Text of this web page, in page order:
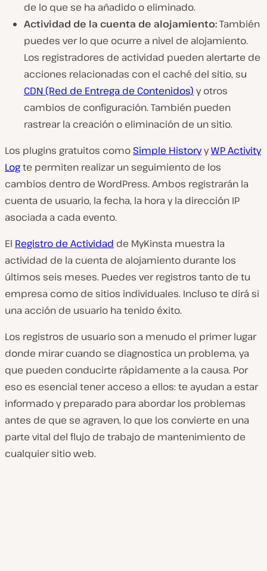
de lo que se ha añadido o eliminado.
Actividad de la cuenta de alojamiento:También
puedes ver lo que ocurre a nivel de alojamiento.
Los registradores de actividad pueden alertarte de
acciones relacionadas con el caché del sitio, su
CDN (Red de Entrega de Contenidos) y otros
cambios de configuración. También pueden
rastrear la creación o eliminación de un sitio.
Los plugins gratuitos como Simple HistoryyWP Activity
Logte permiten realizar un seguimiento de los
cambios dentro de WordPress. Ambos registrarán la
cuenta de usuario, la fecha, la hora y la dirección IP
asociada a cada evento.
El Registro de Actividad de MyKinsta muestra la
actividad de la cuenta de alojamiento durante los
últimos seis meses. Puedes ver registros tanto de tu
empresa como de sitios individuales. Incluso te dirá si
una acción de usuario ha tenido éxito.
Los registros de usuario son a menudo el primer lugar
donde mirar cuando se diagnostica un problema, ya
que pueden conducirte rápidamente a la causa. Por
eso es esencial tener acceso a ellos: te ayudan a estar
informado y preparado para abordar los problemas
antes de que se agraven, lo que los convierte en una
parte vital del flujo de trabajo de mantenimiento de
cualquier sitio web.